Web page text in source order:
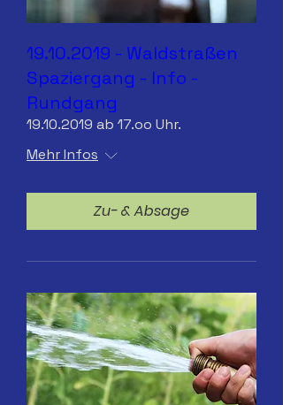
19.10.2019 - Waldstraßen
Spaziergang - Info -
Rundgang
19.10.2019 ab 17.oo Uhr.
Mehr Infos
Zu- & Absage